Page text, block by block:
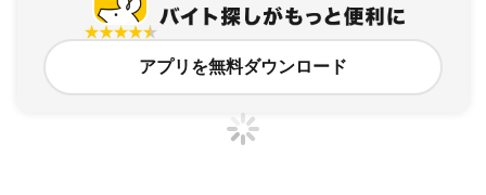
アプリを無料ダウンロード